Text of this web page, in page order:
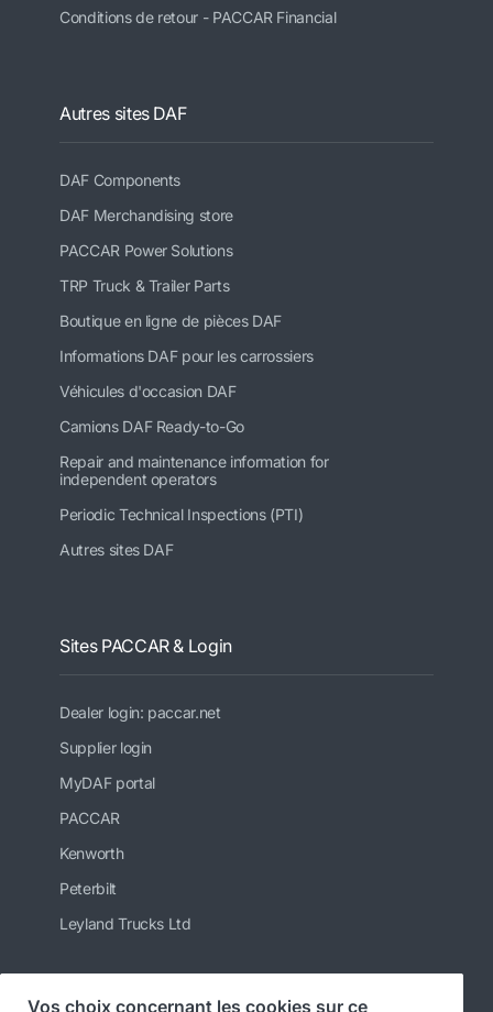
Conditions de retour - PACCAR Financial
Autres sites DAF
DAF Components
DAF Merchandising store
PACCAR Power Solutions
TRP Truck & Trailer Parts
Boutique en ligne de pièces DAF
Informations DAF pour les carrossiers
Véhicules d'occasion DAF
Camions DAF Ready-to-Go
Repair and maintenance information for
independent operators
Periodic Technical Inspections (PTI)
Autres sites DAF
Sites PACCAR & Login
Dealer login: paccar.net
Supplier login
MyDAF portal
PACCAR
Kenworth
Peterbilt
Leyland Trucks Ltd
Vos choix concernant les cookies sur ce